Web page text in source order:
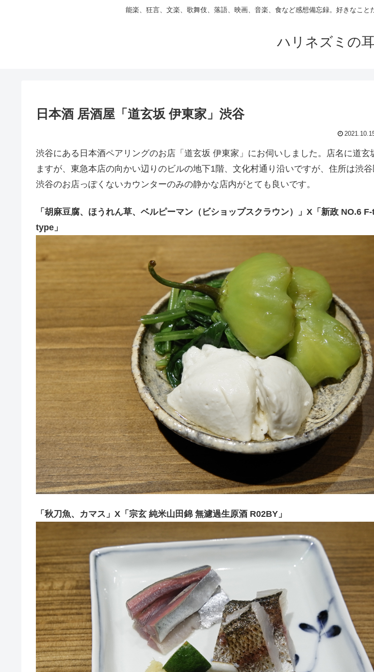
能楽、狂言、文楽、歌舞伎、落語、映画、音楽、食など感想備忘録。好きなこと
ハリネズミの耳
日本酒 居酒屋「道玄坂 伊東家」渋谷
渋谷にある日本酒ペアリングのお店「道玄坂 伊東家」にお伺いしました。店名に道玄
ますが、東急本店の向かい辺りのビルの地下1階、文化村通り沿いですが、住所は渋谷
渋谷のお店っぽくないカウンターのみの静かな店内がとても良いです。
「胡麻豆腐、ほうれん草、ベルピーマン（ビショップスクラウン）」X「新政 NO.6
type」
「秋刀魚、カマス」X「宗玄 純米山田錦 無濾過生原酒 R02BY」